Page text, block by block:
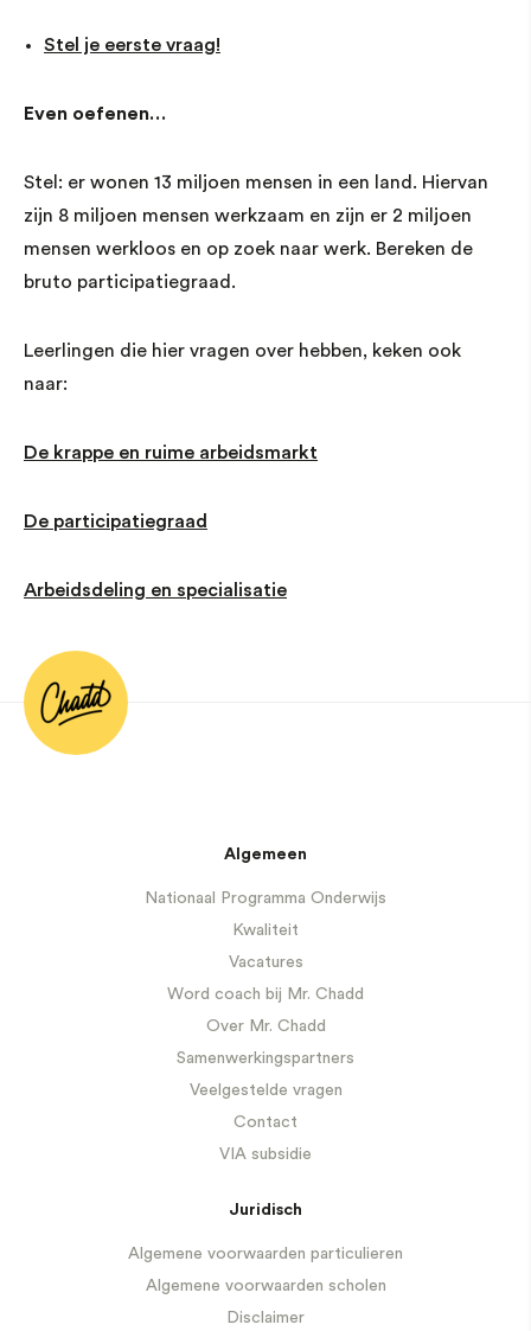
Stel je eerste vraag!
Even oefenen…
Stel: er wonen 13 miljoen mensen in een land. Hiervan
zijn 8 miljoen mensen werkzaam en zijn er 2 miljoen
mensen werkloos en op zoek naar werk. Bereken de
bruto participatiegraad.
Leerlingen die hier vragen over hebben, keken ook
naar:
De krappe en ruime arbeidsmarkt
De participatiegraad
Arbeidsdeling en specialisatie
Algemeen
Nationaal Programma Onderwijs
Kwaliteit
Vacatures
Word coach bij Mr. Chadd
Over Mr. Chadd
Samenwerkingspartners
Veelgestelde vragen
Contact
VIA subsidie
Juridisch
Algemene voorwaarden particulieren
Algemene voorwaarden scholen
Disclaimer